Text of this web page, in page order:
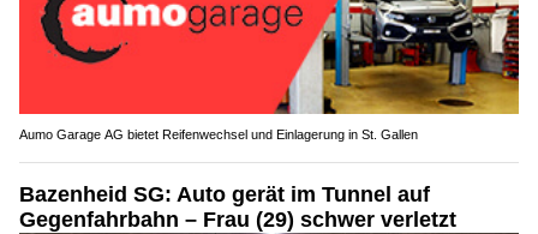
Aumo Garage AG bietet Reifenwechsel und Einlagerung in St. Gallen
Bazenheid SG: Auto gerät im Tunnel auf
Gegenfahrbahn – Frau (29) schwer verletzt